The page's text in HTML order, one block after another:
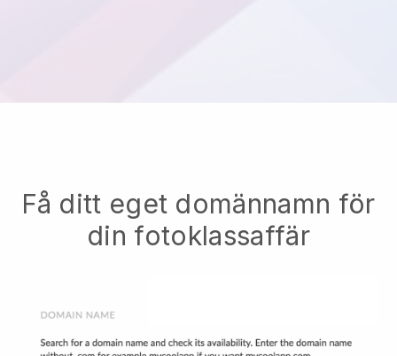
Få ditt eget domännamn för
din fotoklassaffär